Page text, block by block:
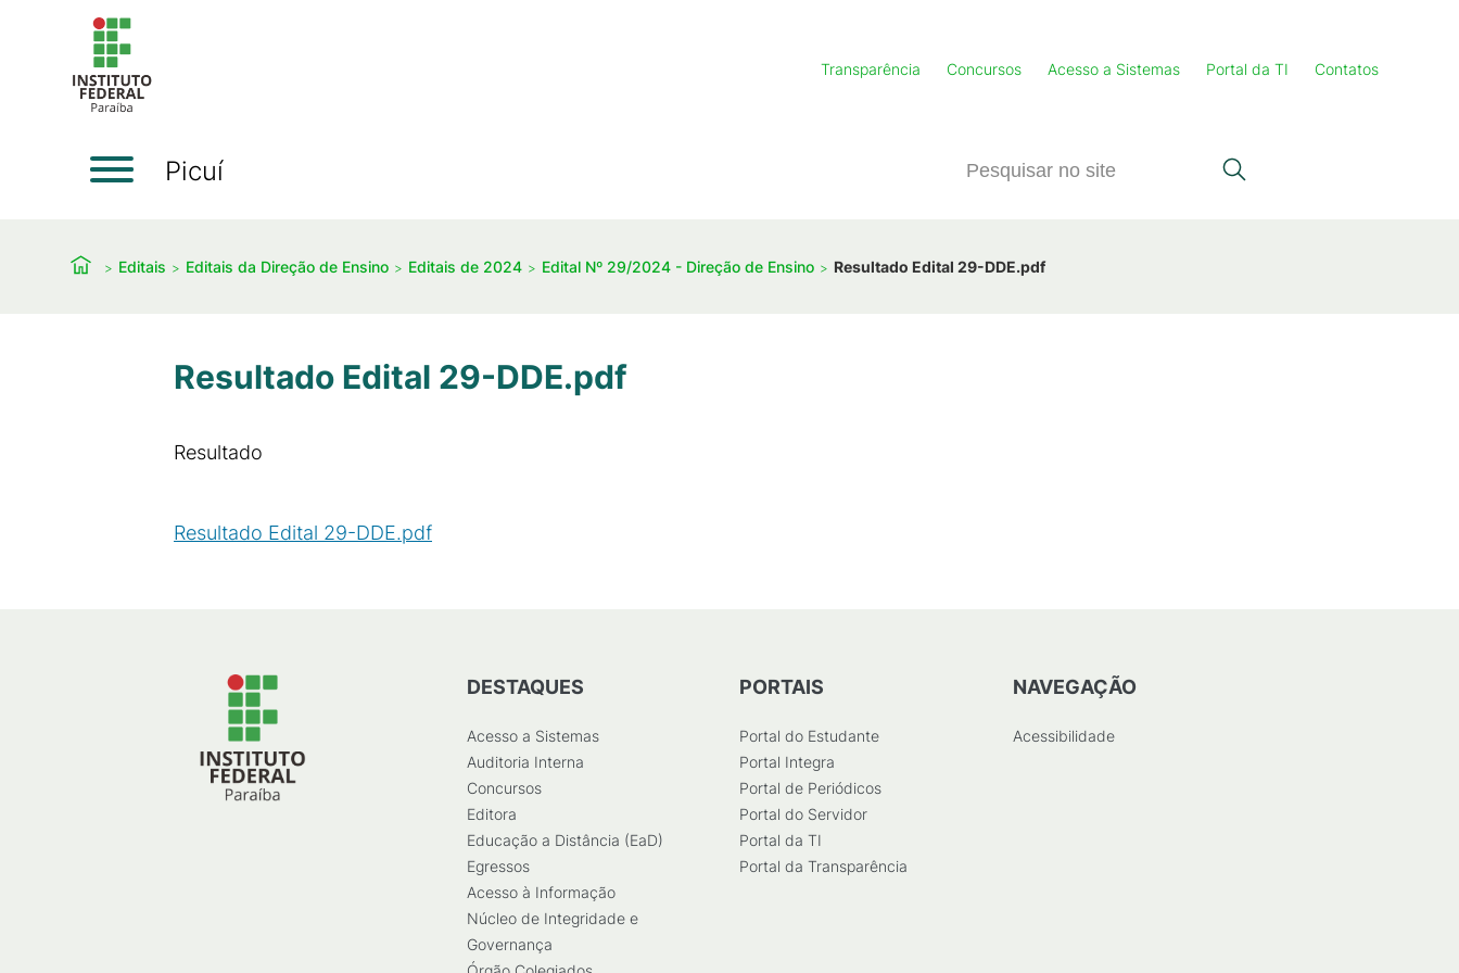
Transparência Concursos Acesso a Sistemas Portal da TI Contatos
Picuí
Editais Editais da Direção de Ensino Editais de 2024 Edital Nº 29/2024 - Direção de Ensino Resultado Edital 29-DDE.pdf
Resultado Edital 29-DDE.pdf
Resultado
Resultado Edital 29-DDE.pdf
DESTAQUES
Acesso a Sistemas
Auditoria Interna
Concursos
Editora
Educação a Distância (EaD)
Egressos
Acesso à Informação
Núcleo de Integridade e
Governança
PORTAIS
Portal do Estudante
Portal Integra
Portal de Periódicos
Portal do Servidor
Portal da TI
Portal da Transparência
NAVEGAÇÃO
Acessibilidade